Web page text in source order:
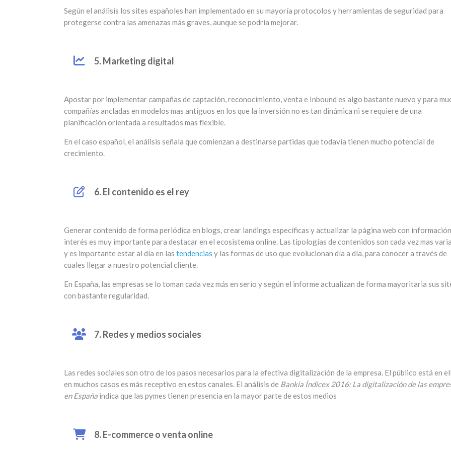
Según el análisis los sites españoles han implementado en su mayoría protocolos y herramientas de seguridad para
protegerse contra las amenazas más graves, aunque se podría mejorar.
5. Marketing digital
Apostar por implementar campañas de captación, reconocimiento, venta e Inbound es algo bastante nuevo y para
compañías ancladas en modelos mas antiguos en los que la inversión no es tan dinámica ni se requiere de una
planificación orientada a resultados mas flexible.
En el caso español, el análisis señala que comienzan a destinarse partidas que todavía tienen mucho potencial de
crecimiento.
6. El contenido es el rey
Generar contenido de forma periódica en blogs, crear landings específicas y actualizar la página web con
interés es muy importante para destacar en el ecosistema online. Las tipologías de contenidos son cada vez mas
y es importante estar al día en las tendencias y las formas de uso que evolucionan día a día, para conocer a través de
cuales llegar a nuestro potencial cliente.
En España, las empresas se lo toman cada vez más en serio y según el informe actualizan de forma mayoritaria sus
con bastante regularidad.
7. Redes y medios sociales
Las redes sociales son otro de los pasos necesarios para la efectiva digitalización de la empresa. El público está en
en muchos casos es más receptivo en estos canales. El análisis de Bankia Índicex 2016: La digitalización de las
en España indica que las pymes tienen presencia en la mayor parte de estos medios
8. E-commerce o venta online